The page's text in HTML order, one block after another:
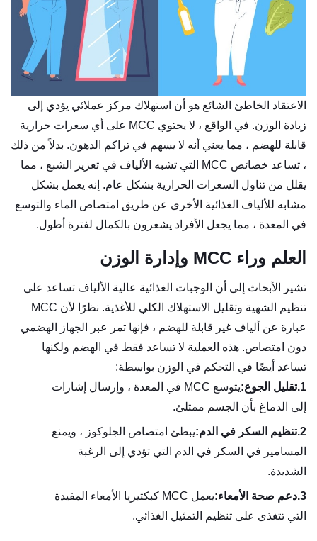
الاعتقاد الخاطئ الشائع هو أن استهلاك مركز عملائي يؤدي إلى
زيادة الوزن. في الواقع ، لا يحتوي MCC على أي سعرات حرارية
قابلة للهضم ، مما يعني أنه لا يسهم في تراكم الدهون. بدلاً من ذلك
، تساعد خصائص MCC التي تشبه الألياف في تعزيز الشبع ، مما
يقلل من تناول السعرات الحرارية بشكل عام. إنه يعمل بشكل
مشابه للألياف الغذائية الأخرى عن طريق امتصاص الماء والتوسع
في المعدة ، مما يجعل الأفراد يشعرون بالكمال لفترة أطول.
العلم وراء MCC وإدارة الوزن
تشير الأبحاث إلى أن الوجبات الغذائية عالية الألياف تساعد على
تنظيم الشهية وتقليل الاستهلاك الكلي للأغذية. نظرًا لأن MCC
عبارة عن ألياف غير قابلة للهضم ، فإنها تمر عبر الجهاز الهضمي
دون امتصاص. هذه العملية لا تساعد فقط في الهضم ولكنها
تساعد أيضًا في التحكم في الوزن بواسطة:
1. تقليل الجوع:
يتوسع MCC في المعدة ، وإرسال إشارات
إلى الدماغ بأن الجسم ممتلئ.
2. تنظيم السكر في الدم:يبطئ امتصاص الجلوكوز ، ويمنع
المسامير في السكر في الدم التي تؤدي إلى الرغبة
الشديدة.
3. دعم صحة الأمعاء:
يعمل MCC كبكتيريا الأمعاء المفيدة
التي تتغذى على تنظيم التمثيل الغذائي.